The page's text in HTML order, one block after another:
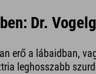
Dr.
erő a lábaidban,
leghosszabb